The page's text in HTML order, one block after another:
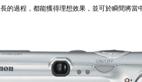
的過程，都能獲得理想效果，並可於瞬間將當